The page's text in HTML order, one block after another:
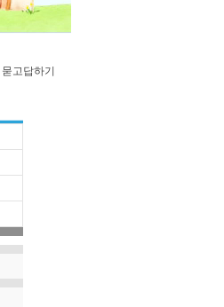
묻고답하기